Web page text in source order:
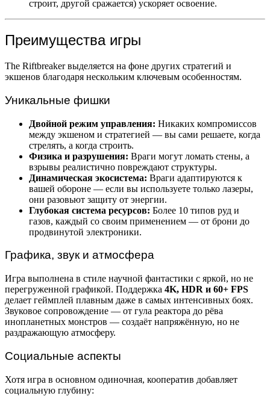
строит, другой сражается) ускоряет освоение.
Преимущества игры
The Riftbreaker выделяется на фоне других стратегий и
экшенов благодаря нескольким ключевым особенностям.
Уникальные фишки
Двойной режим управления: Никаких компромиссов
между экшеном и стратегией — вы сами решаете, когда
стрелять, а когда строить.
Физика и разрушения: Враги могут ломать стены, а
взрывы реалистично повреждают структуры.
Динамическая экосистема: Враги адаптируются к
вашей обороне — если вы используете только лазеры,
они разовьют защиту от энергии.
Глубокая система ресурсов: Более 10 типов руд и
газов, каждый со своим применением — от брони до
продвинутой электроники.
Графика, звук и атмосфера
Игра выполнена в стиле научной фантастики с яркой, но не
перегруженной графикой. Поддержка 4K, HDR и 60+ FPS
делает геймплей плавным даже в самых интенсивных боях.
Звуковое сопровождение — от гула реактора до рёва
инопланетных монстров — создаёт напряжённую, но не
раздражающую атмосферу.
Социальные аспекты
Хотя игра в основном одиночная, кооператив добавляет
социальную глубину: